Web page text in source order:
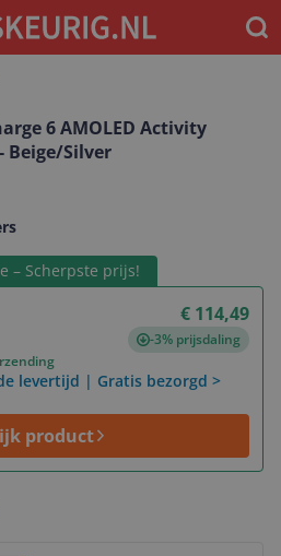
6 AMOLED Activity
Beige/Silver
– Scherpste prijs!
€ 114,49
-3% prijsdaling
levertijd | Gratis bezorgd >
product